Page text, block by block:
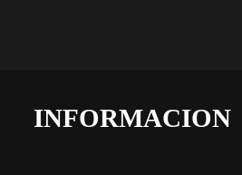
INFORMACION